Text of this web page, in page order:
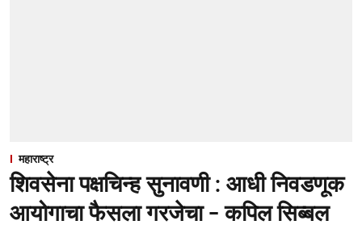
महाराष्ट्र
शिवसेना पक्षचिन्ह सुनावणी : आधी निवडणूक
आयोगाचा फैसला गरजेचा - कपिल सिब्बल